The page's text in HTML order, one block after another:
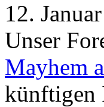
12.
Unser
Mayhem
künftigen